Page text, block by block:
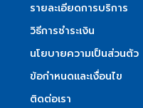
รายละเอียดการบริการ
วิธีการชำระเงิน
นโยบายความเป็นส่วนตัว
ข้อกำหนดและเงื่อนไข
ติดต่อเรา